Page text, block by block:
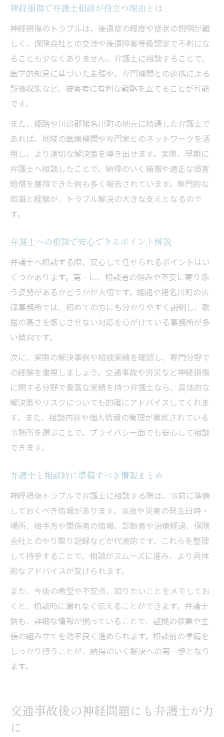
神経損傷で弁護士相談が役立つ理由とは
神経損傷のトラブルは、後遺症の程度や症状の説明が難
しく、保険会社との交渉や後遺障害等級認定で不利にな
ることも少なくありません。弁護士に相談することで、
医学的知見に基づいた主張や、専門機関との連携による
証拠収集など、被害者に有利な戦略を立てることが可能
です。
また、姫路や川辺郡猪名川町の地元に精通した弁護士で
あれば、地域の医療機関や専門家とのネットワークを活
用し、より適切な解決策を導き出せます。実際、早期に
弁護士へ相談したことで、納得のいく補償や適正な損害
賠償を獲得できた例も多く報告されています。専門的な
知識と経験が、トラブル解決の大きな支えとなるので
す。
弁護士への相談で安心できるポイント解説
弁護士へ相談する際、安心して任せられるポイントはい
くつかあります。第一に、相談者の悩みや不安に寄り添
う姿勢があるかどうかが大切です。姫路や猪名川町の法
律事務所では、初めての方にも分かりやすく説明し、敷
居の高さを感じさせない対応を心がけている事務所が多
い傾向です。
次に、実際の解決事例や相談実績を確認し、専門分野で
の経験を重視しましょう。交通事故や労災など神経損傷
に関する分野で豊富な実績を持つ弁護士なら、具体的な
解決策やリスクについても的確にアドバイスしてくれま
す。また、相談内容や個人情報の管理が徹底されている
事務所を選ぶことで、プライバシー面でも安心して相談
できます。
弁護士と相談時に準備すべき情報まとめ
神経損傷トラブルで弁護士に相談する際は、事前に準備
しておくべき情報があります。事故や災害の発生日時・
場所、相手方や関係者の情報、診断書や治療経過、保険
会社とのやり取り記録などが代表的です。これらを整理
して持参することで、相談がスムーズに進み、より具体
的なアドバイスが受けられます。
また、今後の希望や不安点、知りたいことをメモしてお
くと、相談時に漏れなく伝えることができます。弁護士
側も、詳細な情報が揃っていることで、証拠の収集や主
張の組み立てを効率良く進められます。相談前の準備を
しっかり行うことが、納得のいく解決への第一歩となり
ます。
交通事故後の神経問題にも弁護士が力
に